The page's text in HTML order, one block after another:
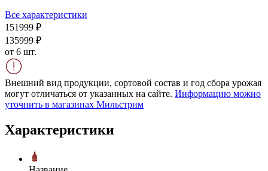
Все характеристики
151999 ₽
135999 ₽
от 6 шт.
Внешний вид продукции, сортовой состав и год сбора урожая
могут отличаться от указанных на сайте. Информацию можно
уточнить в магазинах Мильстрим
Характеристики